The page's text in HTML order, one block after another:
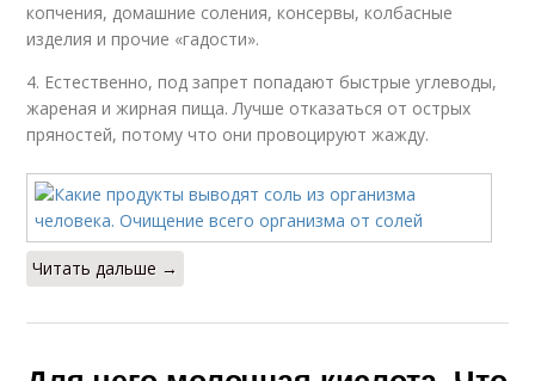
копчения, домашние соления, консервы, колбасные
изделия и прочие «гадости».
4. Естественно, под запрет попадают быстрые углеводы,
жареная и жирная пища. Лучше отказаться от острых
пряностей, потому что они провоцируют жажду.
Читать дальше →